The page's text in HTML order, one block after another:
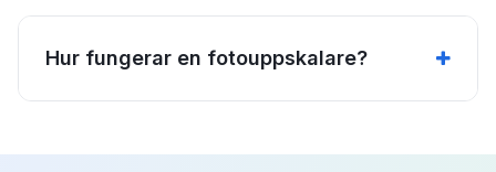
Hur fungerar en fotouppskalare?